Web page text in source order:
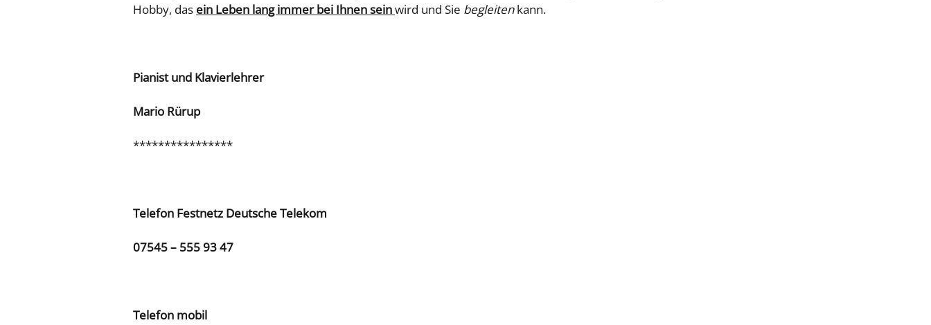
Hobby, das ein Leben lang immer bei Ihnen seinwird und Sie begleitenkann.
Pianist und Klavierlehrer
Mario Rürup
****************
Telefon Festnetz Deutsche Telekom
07545 – 555 93 47
Telefon mobil